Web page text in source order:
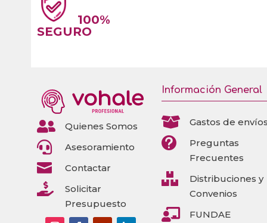
100%
SEGURO
 Quienes Somos
 Asesoramiento
 Contactar

Solicitar
Presupuesto
Información General
 Gastos de

Preguntas
Frecuentes

Distribuciones y
Convenios
 FUNDAE